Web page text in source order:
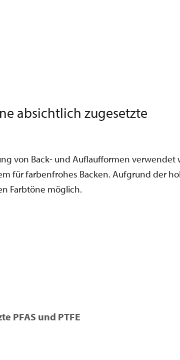
absichtlich zugesetzte
von Back- und Auflaufformen verwendet
für farbenfrohes Backen. Aufgrund der
Farbtöne möglich.
PFAS und PTFE